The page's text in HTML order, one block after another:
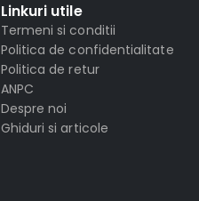
Linkuri utile
Termeni si conditii
Politica de confidentialitate
Politica de retur
ANPC
Despre noi
Ghiduri si articole